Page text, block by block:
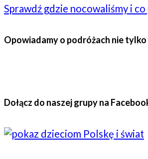
Sprawdź gdzie nocowaliśmy i
Opowiadamy o podróżach nie
Dołącz do naszej grupy na